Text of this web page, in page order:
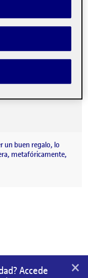
un buen regalo, lo
metafóricamente,
Accede
×